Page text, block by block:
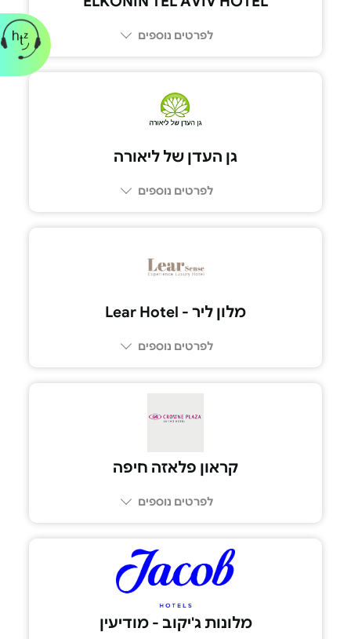
לפרטים נוספים
גן העדן של ליאורה
לפרטים נוספים
מלון ליר - Lear Hotel
לפרטים נוספים
קראון פלאזה חיפה
לפרטים נוספים
מלונות ג'יקוב - מודיעין